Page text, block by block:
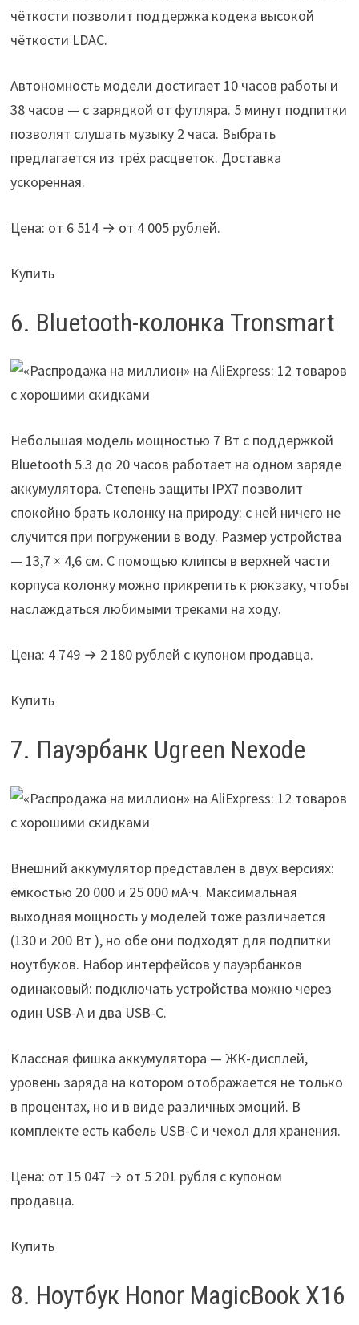
чёткости позволит поддержка кодека высокой
чёткости LDAC.
Автономность модели достигает 10 часов работы и
38 часов — с зарядкой от футляра. 5 минут подпитки
позволят слушать музыку 2 часа. Выбрать
предлагается из трёх расцветок. Доставка
ускоренная.
Цена: от 6 514 → от 4 005 рублей.
Купить
6. Bluetooth-колонка Tronsmart
Небольшая модель мощностью 7 Вт с поддержкой
Bluetooth 5.3 до 20 часов работает на одном заряде
аккумулятора. Степень защиты IPX7 позволит
спокойно брать колонку на природу: с ней ничего не
случится при погружении в воду. Размер устройства
— 13,7 × 4,6 см. С помощью клипсы в верхней части
корпуса колонку можно прикрепить к рюкзаку, чтобы
наслаждаться любимыми треками на ходу.
Цена: 4 749 → 2 180 рублей с купоном продавца.
Купить
7. Пауэрбанк Ugreen Nexode
Внешний аккумулятор представлен в двух версиях:
ёмкостью 20 000 и 25 000 мА·ч. Максимальная
выходная мощность у моделей тоже различается
(130 и 200 Вт ), но обе они подходят для подпитки
ноутбуков. Набор интерфейсов у пауэрбанков
одинаковый: подключать устройства можно через
один USB-A и два USB-C.
Классная фишка аккумулятора — ЖК-дисплей,
уровень заряда на котором отображается не только
в процентах, но и в виде различных эмоций. В
комплекте есть кабель USB-C и чехол для хранения.
Цена: от 15 047 → от 5 201 рубля с купоном
продавца.
Купить
8. Ноутбук Honor MagicBook X16